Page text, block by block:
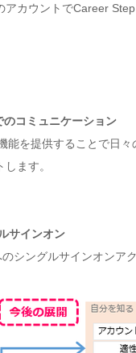
アカウントでCareer
のコミュニケーション
能を提供することで日
ます。
サインオン
シングルサインオンア